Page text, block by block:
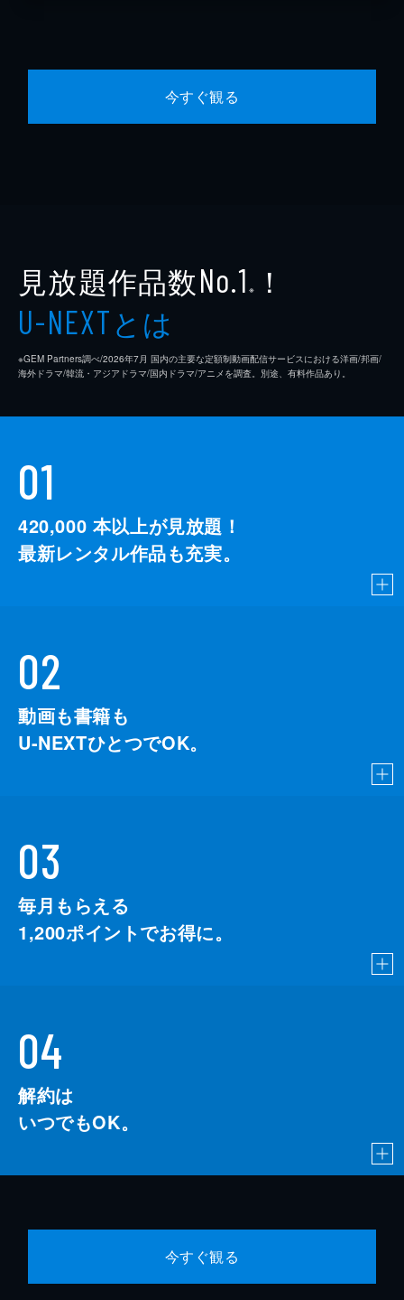
今すぐ観る
見放題作品数No.1 ※ ！
U-NEXTとは
※GEM Partners調べ/2026年7⽉ 国内の主要な定額制動画配信サービスにおける洋画/邦画/
海外ドラマ/韓流・アジアドラマ/国内ドラマ/アニメを調査。別途、有料作品あり。
01
420,000 本以上が見放題！
最新レンタル作品も充実。
02
動画も書籍も
U-NEXTひとつでOK。
03
毎月もらえる
1,200ポイントでお得に。
04
解約は
いつでもOK。
今すぐ観る